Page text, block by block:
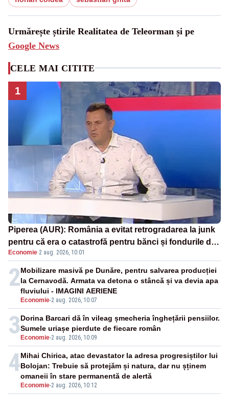
Urmărește știrile Realitatea de Teleorman și pe
Google News
CELE MAI CITITE
1
Piperea (AUR): România a evitat retrogradarea la junk
pentru că era o catastrofă pentru bănci și fondurile de
pensii
Economie·2 aug. 2026, 10:01
2
Economie-2 aug. 2026, 10:07
Mobilizare masivă pe Dunăre, pentru salvarea producției
la Cernavodă. Armata va detona o stâncă și va devia apa
fluviului - IMAGINI AERIENE
3 Economie-2 aug. 2026, 10:09
Dorina Barcari dă în vileag șmecheria înghețării pensiilor.
Sumele uriașe pierdute de fiecare român
4
Economie-2 aug. 2026, 10:12
Mihai Chirica, atac devastator la adresa progresiștilor lui
Bolojan: Trebuie să protejăm și natura, dar nu șținem
omaneii în stare permanentă de alertă